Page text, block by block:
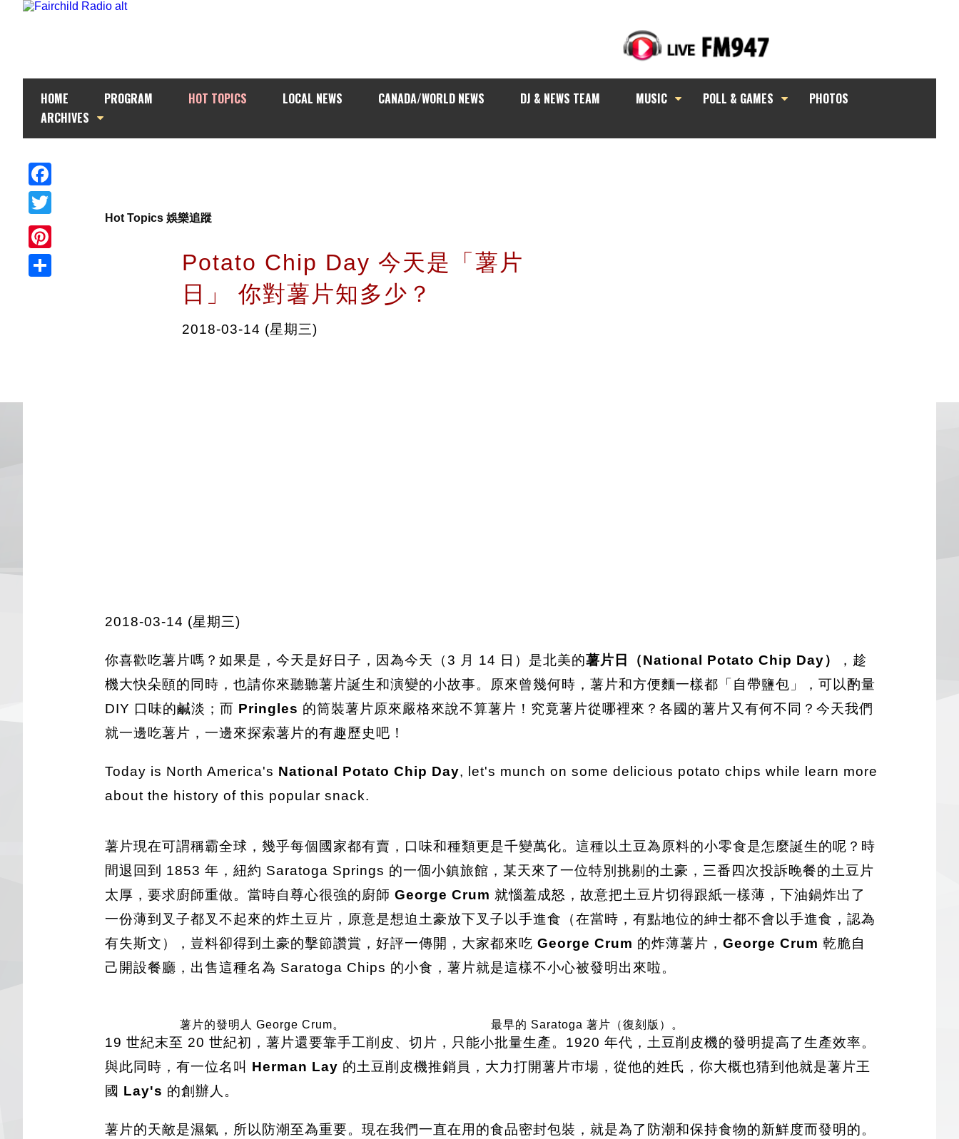
HOME PROGRAM HOT TOPICS LOCAL NEWS CANADA/WORLD NEWS DJ & NEWS TEAM MUSIC POLL & GAMES
PHOTOS
ARCHIVES
Facebook
Twitter
Pinterest
Hot Topics 娛樂追蹤
Potato Chip Day 今天是「薯片
日」 你對薯片知多少？
2018-03-14 (星期三)
2018-03-14 (星期三)
你喜歡吃薯片嗎？如果是，今天是好日子，因為今天（3 月 14 日）是北美的薯片日（National Potato Chip Day）
，趁
機大快朵頤的同時，也請你來聽聽薯片誕生和演變的小故事。原來曾幾何時，薯片和方便麵一樣都「自帶鹽包」，可以酌量
DIY 口味的鹹淡；而 Pringles 的筒裝薯片原來嚴格來說不算薯片！究竟薯片從哪裡來？各國的薯片又有何不同？今天我們
就一邊吃薯片，一邊來探索薯片的有趣歷史吧！
Today is North America's National Potato Chip Day, let's munch on some delicious potato chips while learn more
about the history of this popular snack.
薯片現在可謂稱霸全球，幾乎每個國家都有賣，口味和種類更是千變萬化。這種以土豆為原料的小零食是怎麼誕生的呢？時
間退回到 1853 年，紐約 Saratoga Springs 的一個小鎮旅館，某天來了一位特別挑剔的土豪，三番四次投訴晚餐的土豆片
太厚，要求廚師重做。當時自尊心很強的廚師 George Crum 就惱羞成怒，故意把土豆片切得跟紙一樣薄，下油鍋炸出了
一份薄到叉子都叉不起來的炸土豆片，原意是想迫土豪放下叉子以手進食（在當時，有點地位的紳士都不會以手進食，認為
有失斯文），豈料卻得到土豪的擊節讚賞，好評一傳開，大家都來吃 George Crum 的炸薄薯片， George Crum 乾脆自
己開設餐廳，出售這種名為 Saratoga Chips 的小食，薯片就是這樣不小心被發明出來啦。
薯片的發明人 George Crum。 最早的 Saratoga 薯片（復刻版）。
19 世紀末至 20 世紀初，薯片還要靠手工削皮、切片，只能小批量生產。1920 年代，土豆削皮機的發明提高了生產效率。
與此同時，有一位名叫 Herman Lay 的土豆削皮機推銷員，大力打開薯片巿場，從他的姓氏，你大概也猜到他就是薯片王
國 Lay's 的創辦人。
薯片的天敵是濕氣，所以防潮至為重要。現在我們一直在用的食品密封包裝，就是為了防潮和保持食物的新鮮度而發明的。